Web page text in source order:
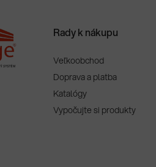
Rady k nákupu
Veľkoobchod
Doprava a platba
Katalógy
Vypočujte si produkty